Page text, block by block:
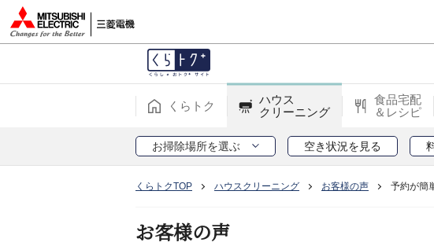
くらトク
ハウス
クリーニング
食品宅配
＆レシピ
お掃除場所を選ぶ 空き状況を見る
くらトクTOP ハウスクリーニング お客様の声 予約が簡
お客様の声